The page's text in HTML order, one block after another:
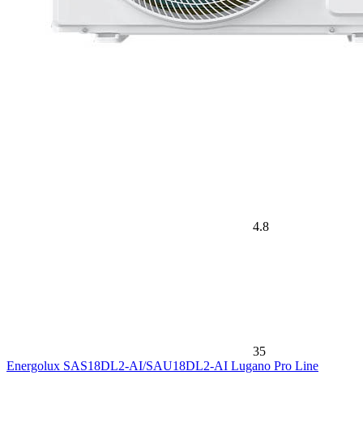
4.8
35
Energolux SAS18DL2-AI/SAU18DL2-AI Lugano Pro Line